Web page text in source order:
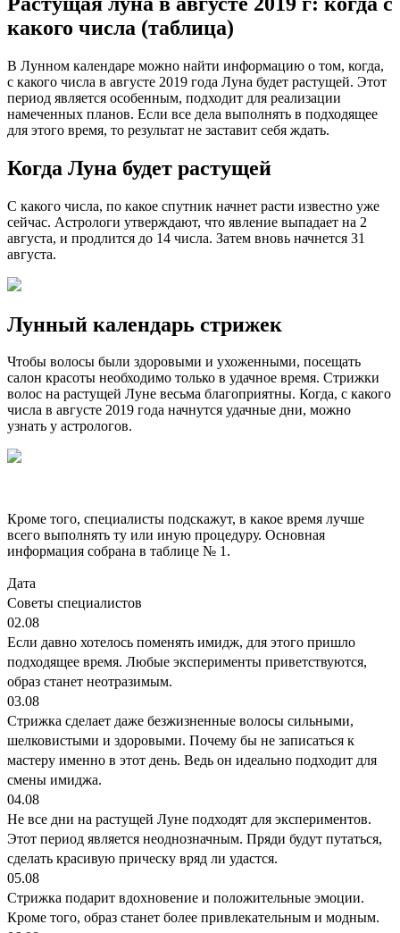
какого числа (таблица)
В Лунном календаре можно найти информацию о том, когда,
с какого числа в августе 2019 года Луна будет растущей. Этот
период является особенным, подходит для реализации
намеченных планов. Если все дела выполнять в подходящее
для этого время, то результат не заставит себя ждать.
Когда Луна будет растущей
С какого числа, по какое спутник начнет расти известно уже
сейчас. Астрологи утверждают, что явление выпадает на 2
августа, и продлится до 14 числа. Затем вновь начнется 31
августа.
Лунный календарь стрижек
Чтобы волосы были здоровыми и ухоженными, посещать
салон красоты необходимо только в удачное время. Стрижки
волос на растущей Луне весьма благоприятны. Когда, с какого
числа в августе 2019 года начнутся удачные дни, можно
узнать у астрологов.
Кроме того, специалисты подскажут, в какое время лучше
всего выполнять ту или иную процедуру. Основная
информация собрана в таблице № 1.
Дата
Советы специалистов
02.08
Если давно хотелось поменять имидж, для этого пришло
подходящее время. Любые эксперименты приветствуются,
образ станет неотразимым.
03.08
Стрижка сделает даже безжизненные волосы сильными,
шелковистыми и здоровыми. Почему бы не записаться к
мастеру именно в этот день. Ведь он идеально подходит для
смены имиджа.
04.08
Не все дни на растущей Луне подходят для экспериментов.
Этот период является неоднозначным. Пряди будут путаться,
сделать красивую прическу вряд ли удастся.
05.08
Стрижка подарит вдохновение и положительные эмоции.
Кроме того, образ станет более привлекательным и модным.